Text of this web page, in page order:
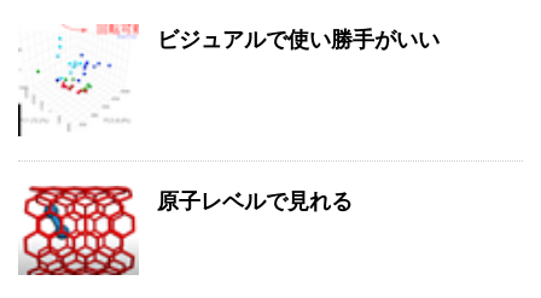
ビジュアルで使い勝手がいい
原子レベルで見れる